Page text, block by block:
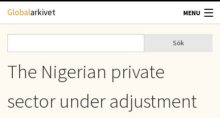
Hoppa till huvudinnehåll
Globalarkivet MENU
TIDSKRIFTER
GEOGRAFI
Sökformulär
Sök
The Nigerian private
sector under adjustment